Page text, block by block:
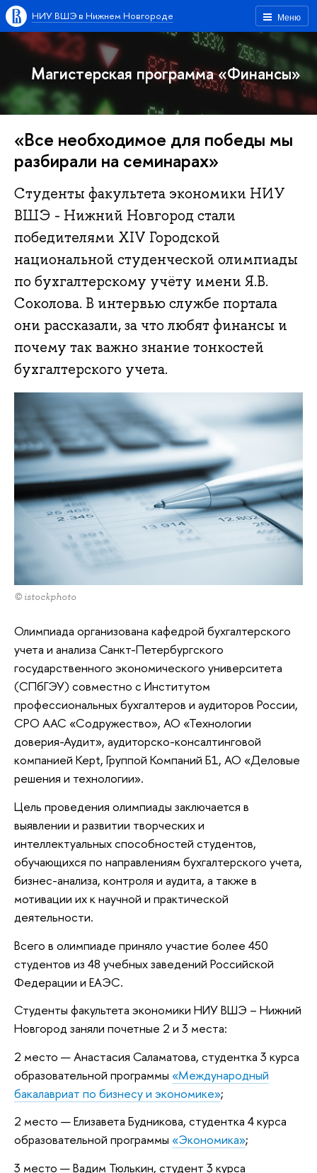
Меню
НИУ ВШЭ в Нижнем Новгороде
Магистерская программа «Финансы»
«Все необходимое для победы мы
разбирали на семинарах»
Студенты факультета экономики НИУ
ВШЭ - Нижний Новгород стали
победителями XIV Городской
национальной студенческой олимпиады
по бухгалтерскому учёту имени Я.В.
Соколова. В интервью службе портала
они рассказали, за что любят финансы и
почему так важно знание тонкостей
бухгалтерского учета.
© istockphoto
Олимпиада организована кафедрой бухгалтерского
учета и анализа Санкт-Петербургского
государственного экономического университета
(СПбГЭУ) совместно с Институтом
профессиональных бухгалтеров и аудиторов России,
СРО ААС «Содружество», АО «Технологии
доверия-Аудит», аудиторско-консалтинговой
компанией Kept, Группой Компаний Б1, АО «Деловые
решения и технологии».
Цель проведения олимпиады заключается в
выявлении и развитии творческих и
интеллектуальных способностей студентов,
обучающихся по направлениям бухгалтерского учета,
бизнес-анализа, контроля и аудита, а также в
мотивации их к научной и практической
деятельности.
Всего в олимпиаде приняло участие более 450
студентов из 48 учебных заведений Российской
Федерации и ЕАЭС.
Студенты факультета экономики НИУ ВШЭ – Нижний
Новгород заняли почетные 2 и 3 места:
2 место — Анастасия Саламатова, студентка 3 курса
образовательной программы «Международный
бакалавриат по бизнесу и экономике»;
2 место — Елизавета Будникова, студентка 4 курса
образовательной программы «Экономика»;
3 место — Вадим Тюлькин, студент 3 курса